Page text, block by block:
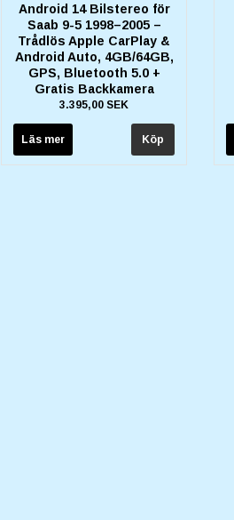
Android 14 Bilstereo för
Saab 9-5 1998–2005 –
Trådlös Apple CarPlay &
Android Auto, 4GB/64GB,
GPS, Bluetooth 5.0 +
Gratis Backkamera
3.395,00 SEK
Läs mer